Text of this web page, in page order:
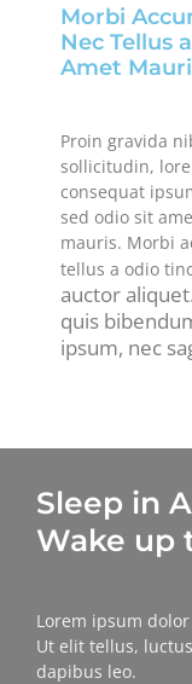
Morbi
Nec Tellus
Amet
Proin gravida
sollicitudin,
consequat
sed odio sit
mauris. Morbi
tellus a odio
auctor
quis
ipsum, nec
Sleep in
Wake up
Lorem ipsum
Ut elit tellus,
dapibus leo.